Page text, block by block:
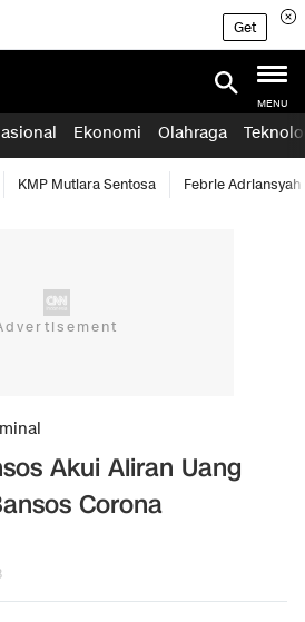
Get
MENU
Ekonomi Olahraga
KMP Mutiara Sentosa Febrie Adriansyah
Akui Aliran Uang
Corona